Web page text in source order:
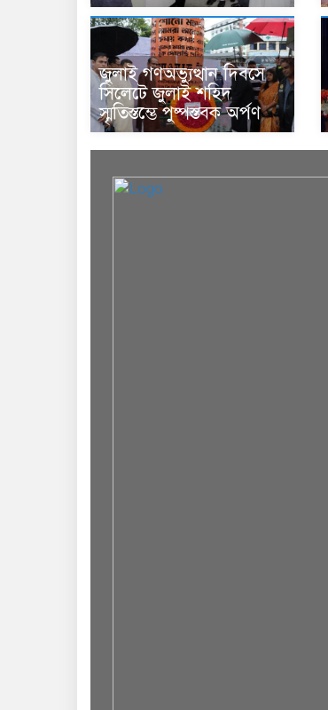
জুলাই গণঅভ্যুত্থান দিবসে
সিলেটে জুলাই শহিদ
স্মৃতিস্তম্ভে পুষ্পস্তবক অর্পণ